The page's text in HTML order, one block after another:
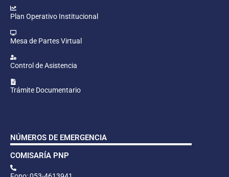
Plan Operativo Institucional
Mesa de Partes Virtual
Control de Asistencia
Trámite Documentario
NÚMEROS DE EMERGENCIA
COMISARÍA PNP